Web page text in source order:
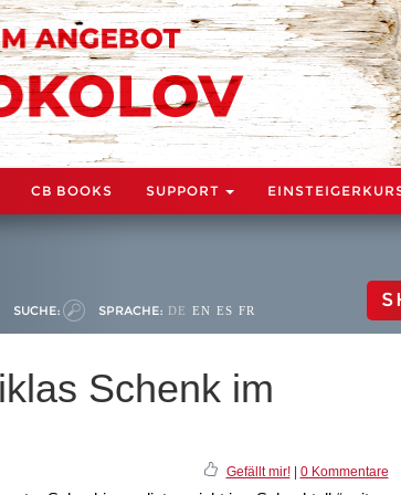
CB BOOKS SUPPORT
SUCHE: SPRACHE: DE EN ES FR
Schenk im
Gefällt mir!| 0 Kommentare